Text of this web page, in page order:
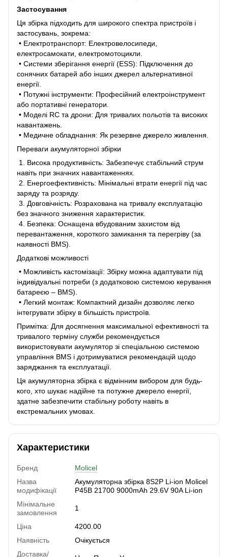
Застосування
Ця збірка підходить для широкого спектра пристроїв і
застосувань, зокрема:
• Електротранспорт: Електровелосипеди,
електросамокати, електромотоцикли.
• Системи зберігання енергії (ESS): Підключення до
сонячних батарей або інших джерел альтернативної
енергії.
• Потужні інструменти: Професійний електроінструмент
або портативні генератори.
• Моделі RC та дрони: Для тривалих польотів та високих
навантажень.
• Медичне обладнання: Як резервне джерело живлення.
Переваги акумуляторної збірки
1. Висока продуктивність: Забезпечує стабільний струм
навіть при значних навантаженнях.
2. Енергоефективність: Мінімальні втрати енергії під час
заряду та розряду.
3. Довговічність: Розрахована на тривалу експлуатацію
без значного зниження характеристик.
4. Безпека: Оснащена вбудованим захистом від
перевантаження, короткого замикання та перегріву (за
наявності BMS).
Додаткові можливості
• Можливість кастомізації: Збірку можна адаптувати під
індивідуальні потреби (з додатковою системою керування
батареєю – BMS).
• Легкий монтаж: Компактний дизайн дозволяє легко
інтегрувати збірку в більшість пристроїв.
Примітка: Для досягнення максимальної ефективності та
тривалого терміну служби рекомендується
використовувати акумулятор зі спеціальною системою
управління BMS і дотримуватися рекомендацій щодо
заряджання та експлуатації.
Ця акумуляторна збірка є відмінним вибором для будь-
кого, хто шукає надійне та потужне джерело енергії,
здатне забезпечити стабільну роботу навіть в
екстремальних умовах.
Характеристики
Бренд
Molicel
Назва
модифікації
Акумуляторна збірка 8S2P Li-ion Molicel
P45B 21700 9000mAh 29.6V 90A Li-ion
Мінімальне
замовлення
1
Ціна
4200.00
Наявність
Очікується
Доставка/